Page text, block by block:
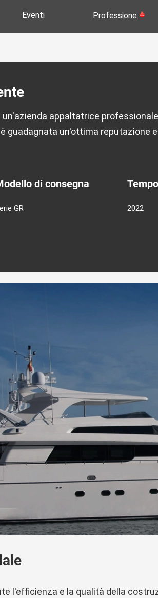
Eventi Professione
un'azienda appaltatrice
guadagnata un'ottima
di consegna
GR 2022
l'efficienza e la qualità della